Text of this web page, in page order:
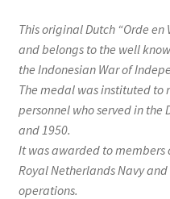
This original Dutch “Orde
and belongs to the well
the Indonesian War of
The medal was instituted to
personnel who served in the
and 1950.
It was awarded to members
Royal Netherlands Navy
operations.